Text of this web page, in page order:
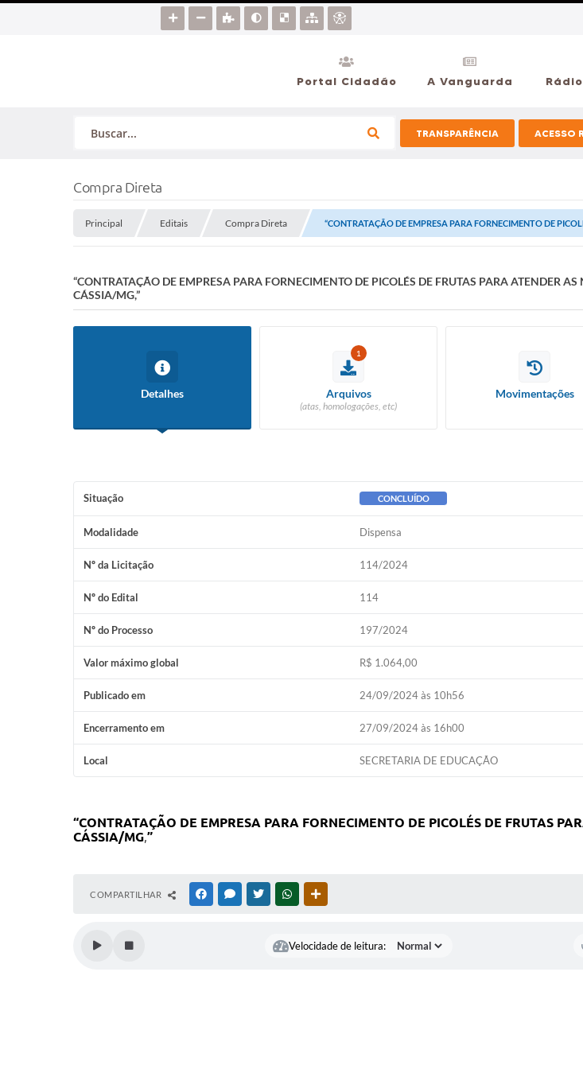
Portal Cidadão A Vanguarda
TRANSPARÊNCIA ACESSO
Compra Direta
Principal Editais Compra Direta “CONTRATAÇÃO DE EMPRESA PARA FORNECIMENTO DE
“CONTRATAÇÃO DE EMPRESA PARA FORNECIMENTO DE PICOLÉS DE FRUTAS PARA ATENDER
CÁSSIA/MG,”
Detalhes
1
Arquivos
(atas, homologações, etc)
Movimentações
Situação CONCLUÍDO
Modalidade Dispensa
Nº da Licitação 114/2024
Nº do Edital 114
Nº do Processo 197/2024
Valor máximo global R$ 1.064,00
Publicado em 24/09/2024 às 10h56
Encerramento em 27/09/2024 às 16h00
Local SECRETARIA DE EDUCAÇÃO
“CONTRATAÇÃO DE EMPRESA PARA FORNECIMENTO DE PICOLÉS DE FRUTAS
CÁSSIA/MG,”
COMPARTILHAR FACEBOOKMESSENGER
TWITTERWHATSAPP
Velocidade de leitura: